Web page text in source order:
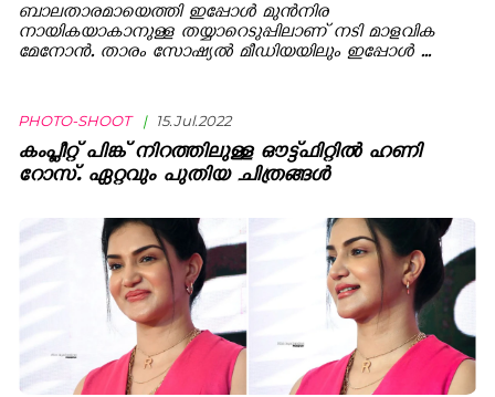
ബാലതാരമായെത്തി ഇപ്പോള്‍ മുന്‍നിര
നായികയാകാനുള്ള തയ്യാറെടുപ്പിലാണ് നടി മാളവിക
മേനോന്‍. താരം സോഷ്യല്‍ മീഡിയയിലും ഇപ്പോള്‍ ...
PHOTO-SHOOT | 15.Jul.2022
കംപ്ലീറ്റ് പിങ്ക് നിറത്തിലുള്ള ഔട്ട്ഫിറ്റില്‍ ഹണി
റോസ്. ഏറ്റവും പുതിയ ചിത്രങ്ങള്‍